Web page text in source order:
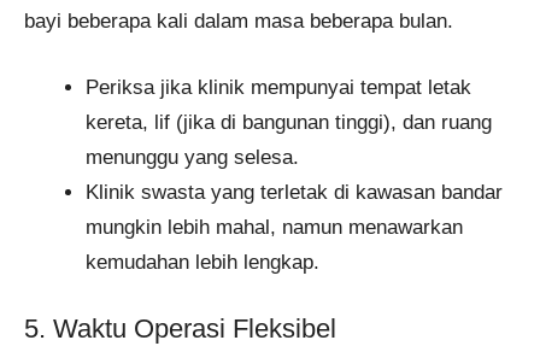
bayi beberapa kali dalam masa beberapa bulan.
Periksa jika klinik mempunyai tempat letak
kereta, lif (jika di bangunan tinggi), dan ruang
menunggu yang selesa.
Klinik swasta yang terletak di kawasan bandar
mungkin lebih mahal, namun menawarkan
kemudahan lebih lengkap.
5. Waktu Operasi Fleksibel